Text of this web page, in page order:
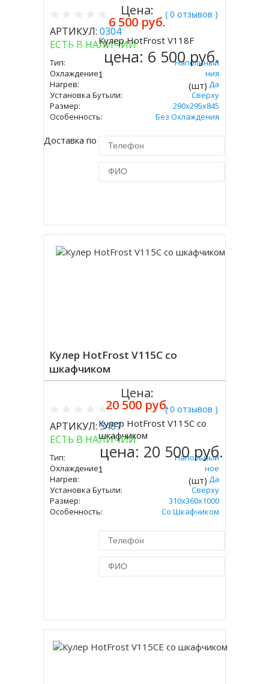
( 0 отзывов )
АРТИКУЛ: 0304
ЕСТЬ В НАЛИЧИИ
Тип:
Напольный
Охлаждение:
Без Охлаждения
Нагрев:
Да
Установка Бутыли:
Сверху
Размер:
290х295х845
Особенность:
Без Охлаждения
Доставка по Москве 450 руб.
Цена:
6 500 руб.
Купить
Кулер HotFrost V118F
цена: 6 500 руб.
(шт)
Кулер HotFrost V115C со
шкафчиком
( 0 отзывов )
АРТИКУЛ:3467
ЕСТЬ В НАЛИЧИИ
Тип:
Напольный
Охлаждение:
Компрессорное
Нагрев:
Да
Установка Бутыли:
Сверху
Размер:
310х360х1000
Особенность:
Со Шкафчиком
Цена:
20 500 руб.
Купить
Кулер HotFrost V115C со
шкафчиком
цена: 20 500 руб.
(шт)